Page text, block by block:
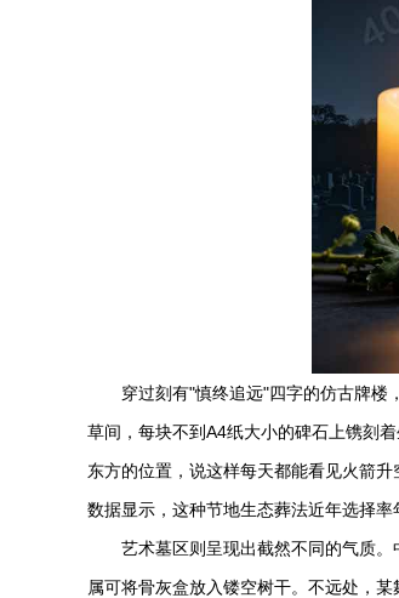
穿过刻有"慎终追远"四字的仿古牌楼
草间，每块不到A4纸大小的碑石上镌刻
东方的位置，说这样每天都能看见火箭
数据显示，这种节地生态葬法近年选择率
艺术墓区则呈现出截然不同的气质
属可将骨灰盒放入镂空树干。不远处，